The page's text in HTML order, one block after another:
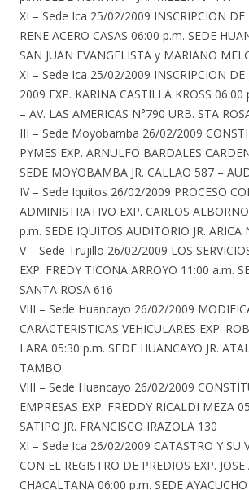
XI – Sede Ica 25/02/2009 INSCRIPCION DE
RENE ACERO CASAS 06:00 p.m. SEDE
SAN JUAN EVANGELISTA y MARIANO
XI – Sede Ica 25/02/2009 INSCRIPCION DE
2009 EXP. KARINA CASTILLA KROSS 06:00
– AV. LAS AMERICAS N°790 URB. STA
III – Sede Moyobamba 26/02/2009
PYMES EXP. ARNULFO BARDALES
SEDE MOYOBAMBA JR. CALLAO 587 –
IV – Sede Iquitos 26/02/2009 PROCESO
ADMINISTRATIVO EXP. CARLOS
p.m. SEDE IQUITOS AUDITORIO JR. ARICA
V – Sede Trujillo 26/02/2009 LOS
EXP. FREDY TICONA ARROYO 11:00 a.m.
SANTA ROSA 616
VIII – Sede Huancayo 26/02/2009
CARACTERISTICAS VEHICULARES EXP.
LARA 05:30 p.m. SEDE HUANCAYO JR.
TAMBO
VIII – Sede Huancayo 26/02/2009
EMPRESAS EXP. FREDDY RICALDI MEZA
SATIPO JR. FRANCISCO IRAZOLA 130
XI – Sede Ica 26/02/2009 CATASTRO Y SU
CON EL REGISTRO DE PREDIOS EXP.
CHACALTANA 06:00 p.m. SEDE